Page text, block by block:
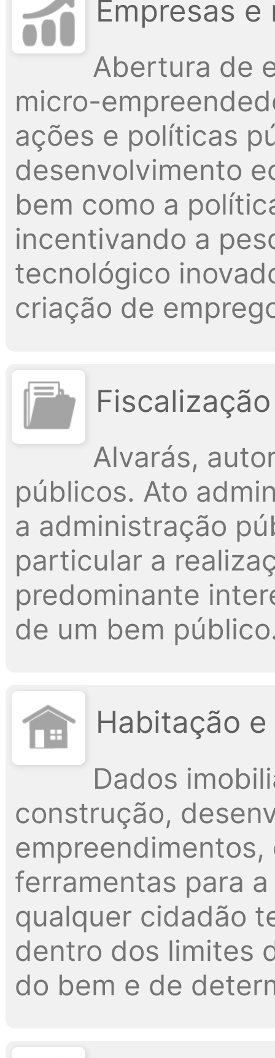
Empresas
Abertura de
micro-
ações e políticas
desenvolvimento
bem como a
incentivando a
tecnológico
criação de
Alvarás,
públicos. Ato
a administração
particular a
predominante
de um bem
Habitação
Dados
construção,
ferramentas para
qualquer cidadão
dentro dos limites
do bem e de